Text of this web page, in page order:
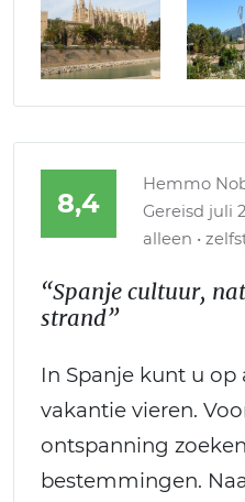
8,4
Hemmo
Gereisd juli
alleen •
“Spanje cultuur,
strand”
In Spanje kunt u
vakantie vieren.
ontspanning
bestemmingen.